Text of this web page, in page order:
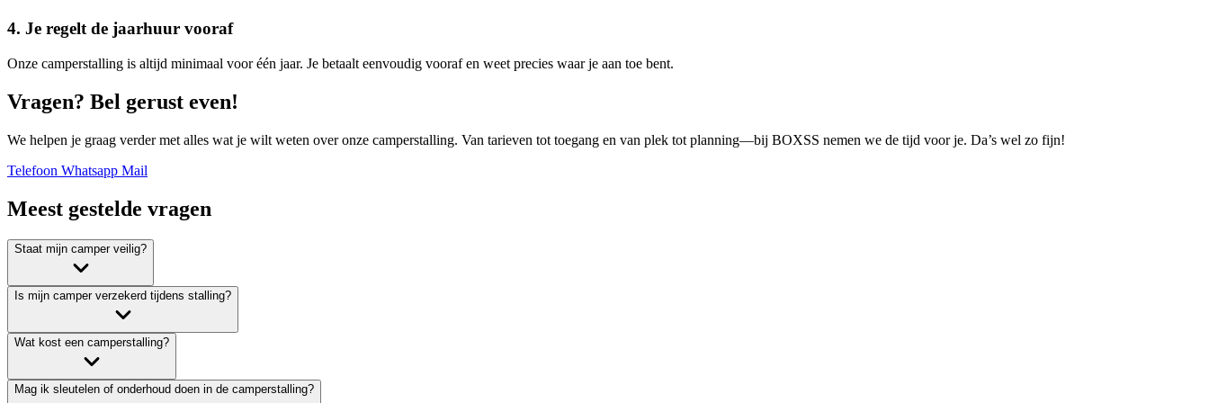
4. Je regelt de jaarhuur vooraf
Onze camperstalling is altijd minimaal voor één jaar. Je betaalt eenvoudig vooraf en weet precies waar je aan toe bent.
Vragen? Bel gerust even!
We helpen je graag verder met alles wat je wilt weten over onze camperstalling. Van tarieven tot toegang en van plek tot planning—bij BOXSS nemen we de tijd voor je. Da’s wel zo fijn!
Telefoon Whatsapp Mail
Meest gestelde vragen
Staat mijn camper veilig?
Is mijn camper verzekerd tijdens stalling?
Wat kost een camperstalling?
Mag ik sleutelen of onderhoud doen in de camperstalling?